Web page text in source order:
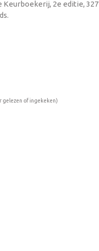
Keurboekerij, 2e editie, 327
gelezen of ingekeken)